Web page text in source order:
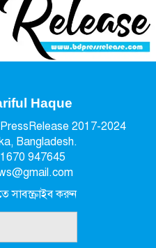
Haque
2017-2024
Bangladesh.
947645
সাবস্ক্রাইব করুন